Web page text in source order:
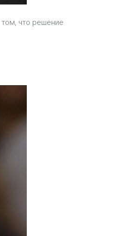
том, что решение